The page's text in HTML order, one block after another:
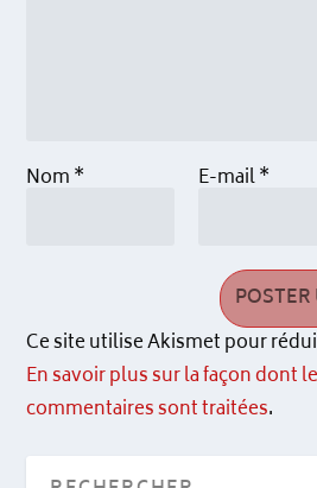
Nom* E-mail*
Ce site utilise Akismet pour
En savoir plus sur la façon dont
commentaires sont traitées.